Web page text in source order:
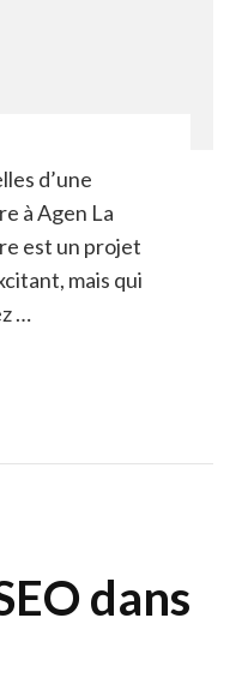
d’une
à Agen La
est un projet
mais qui
…
dans